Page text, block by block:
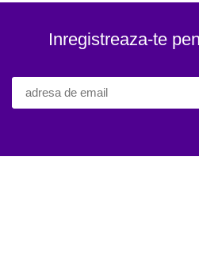
Inregistreaza-te